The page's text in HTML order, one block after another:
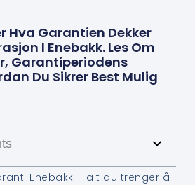
Hva Garantien Dekker
I Enebakk. Les Om
Garantiperiodens
Du Sikrer Best Mulig
Enebakk – alt du trenger å